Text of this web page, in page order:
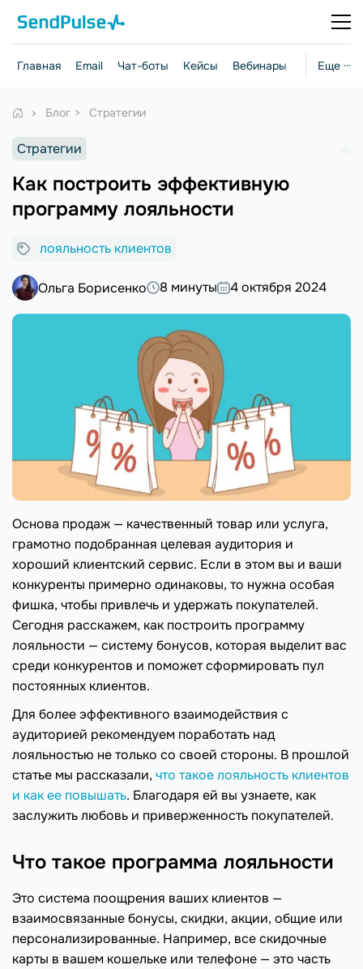
Еще ···
Главная Email Чат-боты Кейсы Вебинары Стратегии
Блог Стратегии
Стратегии
Как построить эффективную
программу лояльности
лояльность клиентов
Ольга Борисенко 8 минуты 4 октября 2024
Основа продаж — качественный товар или услуга,
грамотно подобранная целевая аудитория и
хороший клиентский сервис. Если в этом вы и ваши
конкуренты примерно одинаковы, то нужна особая
фишка, чтобы привлечь и удержать покупателей.
Сегодня расскажем, как построить программу
лояльности — систему бонусов, которая выделит вас
среди конкурентов и поможет сформировать пул
постоянных клиентов.
Для более эффективного взаимодействия с
аудиторией рекомендуем поработать над
лояльностью не только со своей стороны. В прошлой
статье мы рассказали, что такое лояльность клиентов
и как ее повышать. Благодаря ей вы узнаете, как
заслужить любовь и приверженность покупателей.
Что такое программа лояльности
Это система поощрения ваших клиентов —
взаимосвязанные бонусы, скидки, акции, общие или
персонализированные. Например, все скидочные
карты в вашем кошельке или телефоне — это часть